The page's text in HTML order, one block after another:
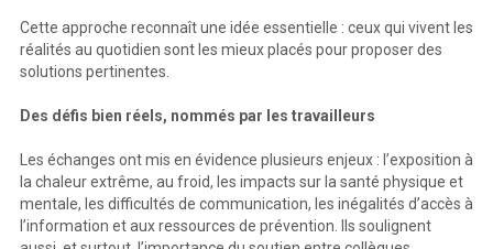
Cette approche reconnaît une idée essentielle : ceux qui vivent les
réalités au quotidien sont les mieux placés pour proposer des
solutions pertinentes.
Des défis bien réels, nommés par les travailleurs
Les échanges ont mis en évidence plusieurs enjeux : l’exposition à
la chaleur extrême, au froid, les impacts sur la santé physique et
mentale, les difficultés de communication, les inégalités d’accès à
l’information et aux ressources de prévention. Ils soulignent